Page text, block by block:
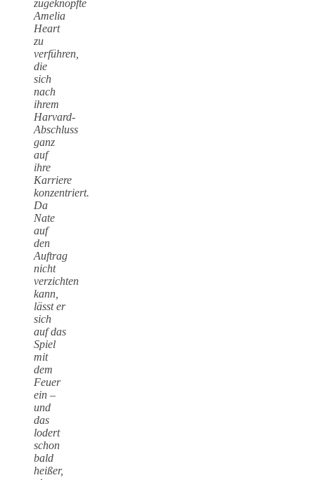
zugeknöpfte
Amelia
Heart
zu
verführen,
die
sich
nach
ihrem
Harvard-
Abschluss
ganz
auf
ihre
Karriere
konzentriert.
Da
Nate
auf
den
Auftrag
nicht
verzichten
kann,
lässt er
sich
auf das
Spiel
mit
dem
Feuer
ein –
und
das
lodert
schon
bald
heißer,